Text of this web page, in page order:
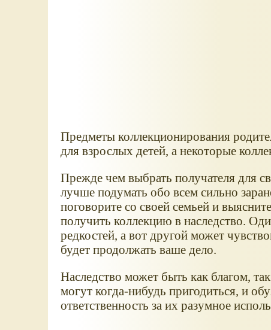
Предметы коллекционирования
для взрослых детей, а некоторые
Прежде чем выбрать получателя для
лучше подумать обо всем сильно
поговорите со своей семьей и
получить коллекцию в наследство.
редкостей, а вот другой может
будет продолжать ваше дело.
Наследство может быть как благом,
могут когда-нибудь пригодиться, и
ответственность за их разумное